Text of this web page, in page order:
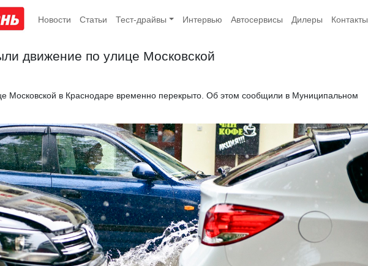
Новости Статьи Тест-драйвы Интервью Автосервисы Дилеры Контакты
движение по улице Московской
Московской в Краснодаре временно перекрыто. Об этом сообщили в Муниципальном